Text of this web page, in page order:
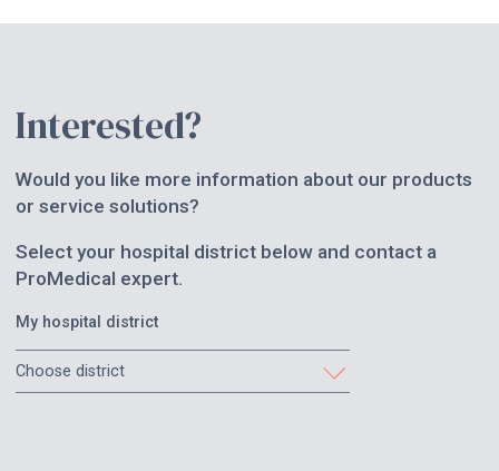
Interested?
Would you like more information about our products
or service solutions?
Select your hospital district below and contact a
ProMedical expert.
My hospital district
Choose district